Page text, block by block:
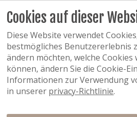
Cookies auf dieser
Diese Website verwendet
bestmögliches Benutzererlebnis
ändern möchten, welche Cookies
können, ändern Sie die Cookie-
Informationen zur Verwendung
in unserer privacy-Richtlinie.